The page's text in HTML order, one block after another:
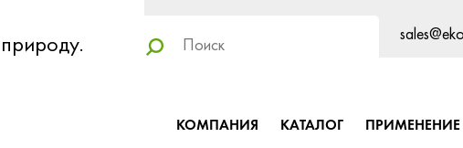
КОМПАНИЯ КАТАЛОГ ПРИМЕНЕНИЕ